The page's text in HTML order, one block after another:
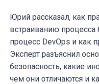
Юрий рассказал, как
встраиванию процесса
процесс DevOps и как
Эксперт разъяснил
безопасность, какие
чем они отличаются и